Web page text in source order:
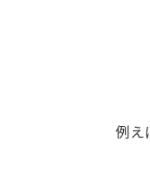
例え